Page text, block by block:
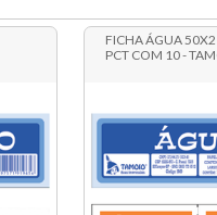
FICHA ÁGUA
PCT COM 10 -